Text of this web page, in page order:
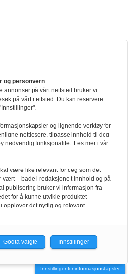
Innstillinger for informasjonskapsler
og personvern
annonser på vårt nettsted bruker vi
på vårt nettsted. Du kan reservere
og lignende verktøy for
nettlesere, tilpasse innhold til deg
nødvendig funksjonalitet. Les mer i vår
være like relevant for deg som det
vært – bade i redaksjonelt innhold og på
publisering bruker vi informasjon fra
for å kunne utvikle produktet
opplever det nyttig og relevant.
Godta valgte Innstillinger